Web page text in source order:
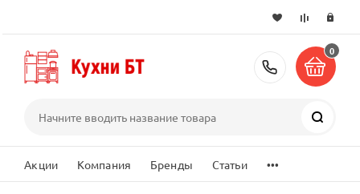
+7 (495)
0
Акции Компания Бренды Статьи ...